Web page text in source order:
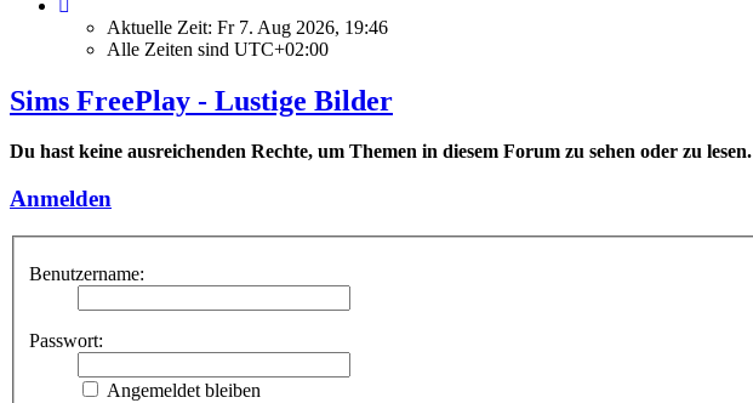
Aktuelle Zeit: Fr 7. Aug 2026, 19:46
Alle Zeiten sind UTC+02:00
Sims FreePlay - Lustige Bilder
Du hast keine ausreichenden Rechte, um Themen in diesem Forum zu sehen oder zu lesen.
Anmelden
Benutzername:
Passwort:
Angemeldet bleiben